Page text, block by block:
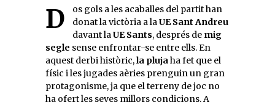
Dos gols a les acaballes del partit han donat la victòria a la UE Sant Andreu
davant la UE Sants, després de mig
segle sense enfrontar-se entre ells. En
aquest derbi històric,la plujaha fet que el
físic i les jugades aèries prenguin un gran
protagonisme, ja que el terreny de joc no
ha ofert les seves millors condicions. A